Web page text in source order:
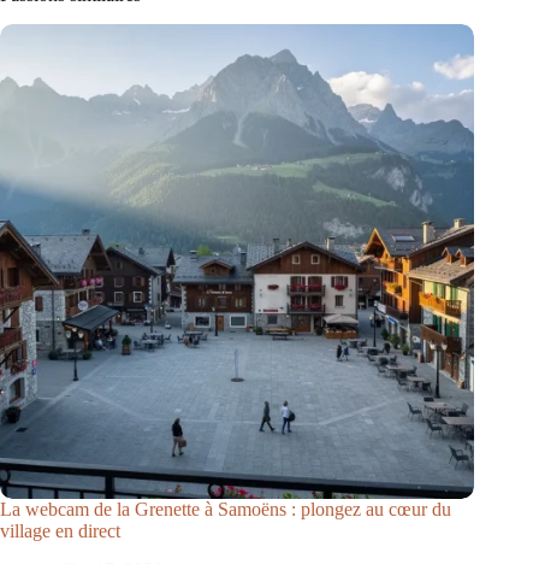
La webcam de la Grenette à Samoëns : plongez au cœur du
village en direct